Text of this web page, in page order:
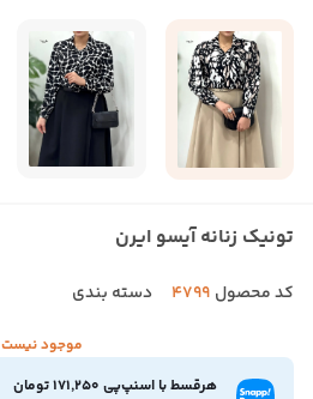
تونیک زنانه آیسو ایرن
کد محصول 4799 دسته بندی
موجود نیست
هرقسط با اسنپ‌پی 171,250 تومان